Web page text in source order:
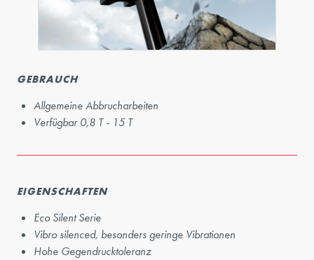
GEBRAUCH
Allgemeine Abbrucharbeiten
Verfügbar 0,8 T - 15 T
EIGENSCHAFTEN
Eco Silent Serie
Vibro silenced, besonders geringe Vibrationen
Hohe Gegendrucktoleranz